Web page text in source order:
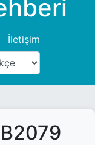
İletişim